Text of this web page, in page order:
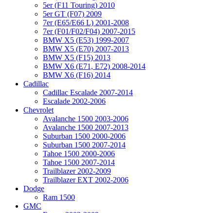
5er (F11 Touring) 2010
5er GT (F07) 2009
7er (E65/E66 L) 2001-2008
7er (F01/F02/F04) 2007-2015
BMW X5 (E53) 1999-2007
BMW X5 (E70) 2007-2013
BMW X5 (F15) 2013
BMW X6 (E71, E72) 2008-2014
BMW X6 (F16) 2014
Cadillac
Cadillac Escalade 2007-2014
Escalade 2002-2006
Chevrolet
Avalanche 1500 2003-2006
Avalanche 1500 2007-2013
Suburban 1500 2000-2006
Suburban 1500 2007-2014
Tahoe 1500 2000-2006
Tahoe 1500 2007-2014
Trailblazer 2002-2009
Trailblazer EXT 2002-2006
Dodge
Ram 1500
GMC